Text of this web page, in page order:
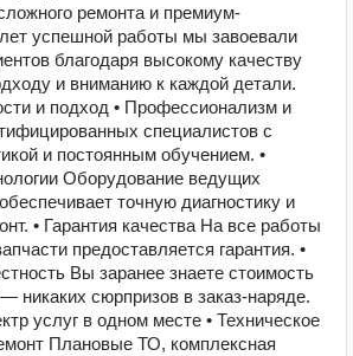
ремонта и премиум-
успешной работы мы завоевали
благодаря высокому качеству
и вниманию к каждой детали.
и подход • Профессионализм и
специалистов с
и постоянным обучением. •
Оборудование ведущих
точную диагностику и
• Гарантия качества На все работы
предоставляется гарантия. •
Вы заранее знаете стоимость
никаких сюрпризов в заказ-наряде.
в одном месте • Техническое
Плановые ТО, комплексная